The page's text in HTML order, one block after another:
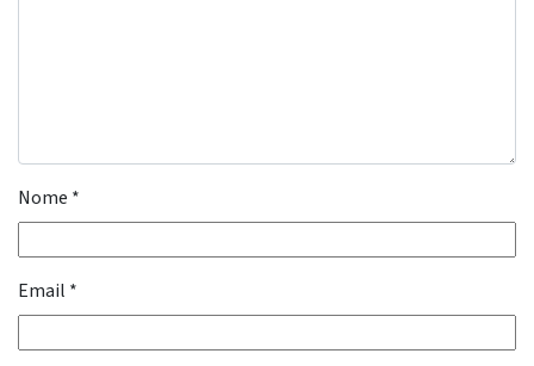
Nome *
Email *